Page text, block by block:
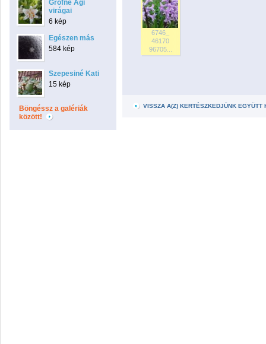
Grófné Ági
virágai
6 kép
Egészen más
584 kép
Szepesiné Kati
15 kép
Böngéssz a galériák
között!
6746_
46170
96705...
VISSZA A(Z) KERTÉSZKEDJÜNK